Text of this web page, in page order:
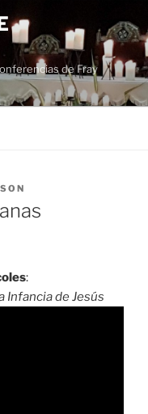
de Fray
:
Infancia de Jesús